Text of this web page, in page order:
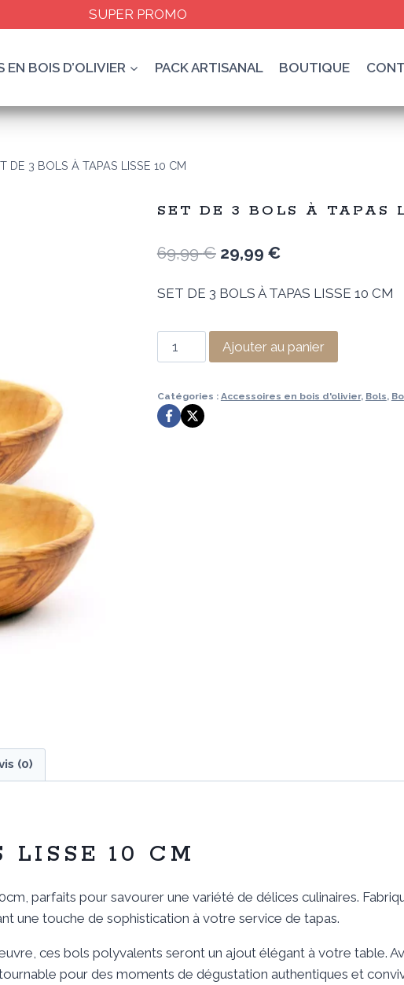
SUPER PROMO
EN BOIS D’OLIVIER PACK ARTISANAL BOUTIQUE
DE 3 BOLS À TAPAS LISSE 10 CM
SET DE 3 BOLS À TAPAS
69,99€ Le
était :
69,99 €.
29,99 €Le
est :
29,99 €.
SET DE 3 BOLS À TAPAS LISSE 10 CM
quantité
de
DE
3
Ajouter au panier
Catégories : Accessoires en bois d'olivier, Bols,
(0)
LISSE 10 CM
parfaits pour savourer une variété de délices culinaires.
une touche de sophistication à votre service de tapas.
ces bols polyvalents seront un ajout élégant à votre table.
pour des moments de dégustation authentiques et